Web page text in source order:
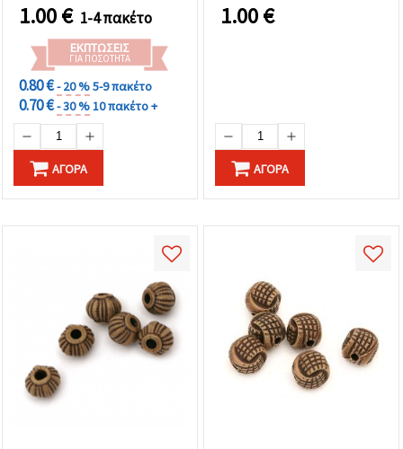
1.00€ 1-4 πακέτο
ΕΚΠΤΏΣΕΙΣ
ΓΙΑ ΠΟΣΌΤΗΤΑ
0.80 €- 20 %5-9 πακέτο
0.70 €- 30 %10 πακέτο +
ΑΓΟΡΆ
1.00€
ΑΓΟΡΆ